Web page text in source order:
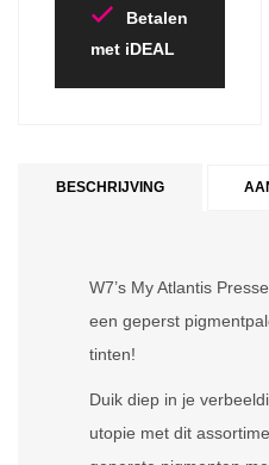
Betalen
met iDEAL
BESCHRIJVING
W7’s My Atlantis
een geperst
tinten!
Duik diep in je
utopie met dit